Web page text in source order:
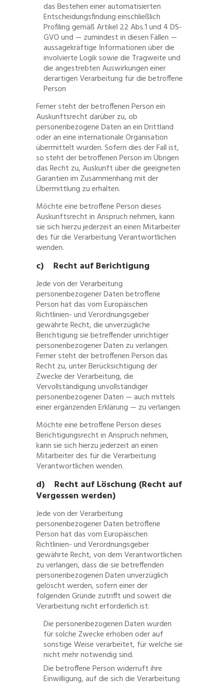
das Bestehen einer automatisierten
Entscheidungsfindung einschließlich
Profiling gemäß Artikel 22 Abs.1 und 4 DS-
GVO und — zumindest in diesen Fällen —
aussagekräftige Informationen über die
involvierte Logik sowie die Tragweite und
die angestrebten Auswirkungen einer
derartigen Verarbeitung für die betroffene
Person
Ferner steht der betroffenen Person ein
Auskunftsrecht darüber zu, ob
personenbezogene Daten an ein Drittland
oder an eine internationale Organisation
übermittelt wurden. Sofern dies der Fall ist,
so steht der betroffenen Person im Übrigen
das Recht zu, Auskunft über die geeigneten
Garantien im Zusammenhang mit der
Übermittlung zu erhalten.
Möchte eine betroffene Person dieses
Auskunftsrecht in Anspruch nehmen, kann
sie sich hierzu jederzeit an einen Mitarbeiter
des für die Verarbeitung Verantwortlichen
wenden.
c) Recht auf Berichtigung
Jede von der Verarbeitung
personenbezogener Daten betroffene
Person hat das vom Europäischen
Richtlinien- und Verordnungsgeber
gewährte Recht, die unverzügliche
Berichtigung sie betreffender unrichtiger
personenbezogener Daten zu verlangen.
Ferner steht der betroffenen Person das
Recht zu, unter Berücksichtigung der
Zwecke der Verarbeitung, die
Vervollständigung unvollständiger
personenbezogener Daten — auch mittels
einer ergänzenden Erklärung — zu verlangen.
Möchte eine betroffene Person dieses
Berichtigungsrecht in Anspruch nehmen,
kann sie sich hierzu jederzeit an einen
Mitarbeiter des für die Verarbeitung
Verantwortlichen wenden.
d) Recht auf Löschung (Recht auf
Vergessen werden)
Jede von der Verarbeitung
personenbezogener Daten betroffene
Person hat das vom Europäischen
Richtlinien- und Verordnungsgeber
gewährte Recht, von dem Verantwortlichen
zu verlangen, dass die sie betreffenden
personenbezogenen Daten unverzüglich
gelöscht werden, sofern einer der
folgenden Gründe zutrifft und soweit die
Verarbeitung nicht erforderlich ist:
Die personenbezogenen Daten wurden
für solche Zwecke erhoben oder auf
sonstige Weise verarbeitet, für welche sie
nicht mehr notwendig sind.
Die betroffene Person widerruft ihre
Einwilligung, auf die sich die Verarbeitung